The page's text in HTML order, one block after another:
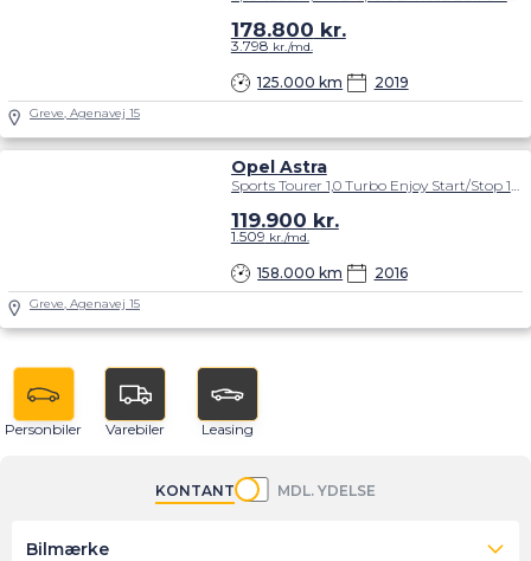
125.000 km 2019
178.800 kr.
3.798 kr./md.
Greve, Agenavej 15
Opel Astra
Sports Tourer 1,0 Turbo Enjoy Start/Stop 105HK Stc
158.000 km 2016
119.900 kr.
1.509 kr./md.
Greve, Agenavej 15
Personbiler Varebiler Leasing
KONTANT MDL. YDELSE
Bilmærke